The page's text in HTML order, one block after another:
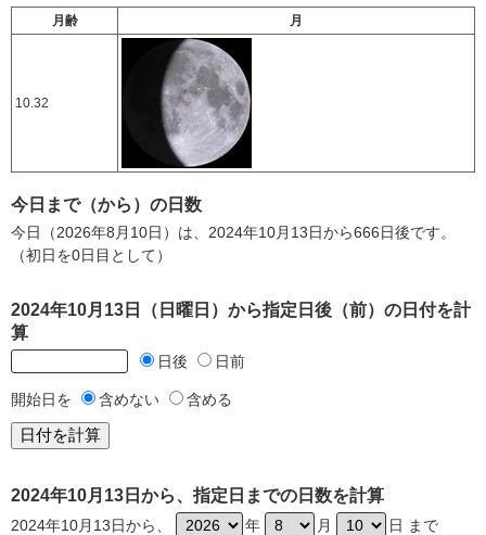
月齢 月
10.32
今日まで（から）の日数
今日（2026年8月10日）は、2024年10月13日から666日後です。
（初日を0日目として）
2024年10月13日（日曜日）から指定日後（前）の日付を計
算
日後 日前
開始日を 含めない 含める
2024年10月13日から、指定日までの日数を計算
2024年10月13日から、 年 月 日 まで